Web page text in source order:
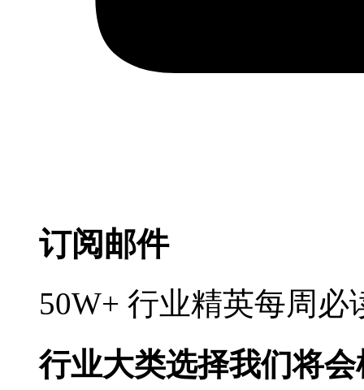
订阅邮件
50W+ 行业精英每周
行业大类选择我们将